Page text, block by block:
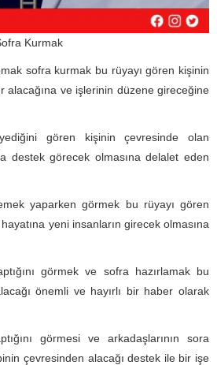
Kurmak
sofra kurmak bu rüyayı gören kişinin
alacağına ve işlerinin düzene gireceğine
gören kişinin çevresinde olan
destek görecek olmasına delalet eden
yaparken görmek bu rüyayı gören
yeni insanların girecek olmasına
görmek ve sofra hazırlamak bu
önemli ve hayırlı bir haber olarak
görmesi ve arkadaşlarının sora
çevresinden alacağı destek ile bir işe